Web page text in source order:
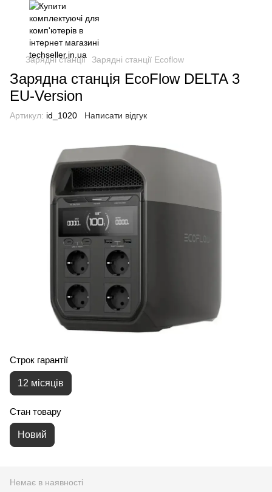
Зарядні станції Зарядні станції Ecoflow
Зарядна станція EcoFlow DELTA 3
EU-Version
Артикул: id_1020 Написати відгук
Строк гарантії
12 місяців
Стан товару
Новий
Немає в наявності